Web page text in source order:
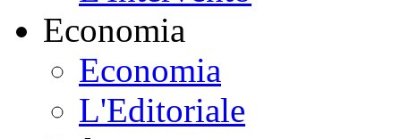
Economia
Economia
L'Editoriale